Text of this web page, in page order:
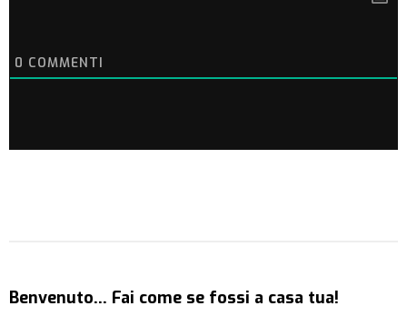
0 COMMENTI
Benvenuto… Fai come se fossi a casa tua!